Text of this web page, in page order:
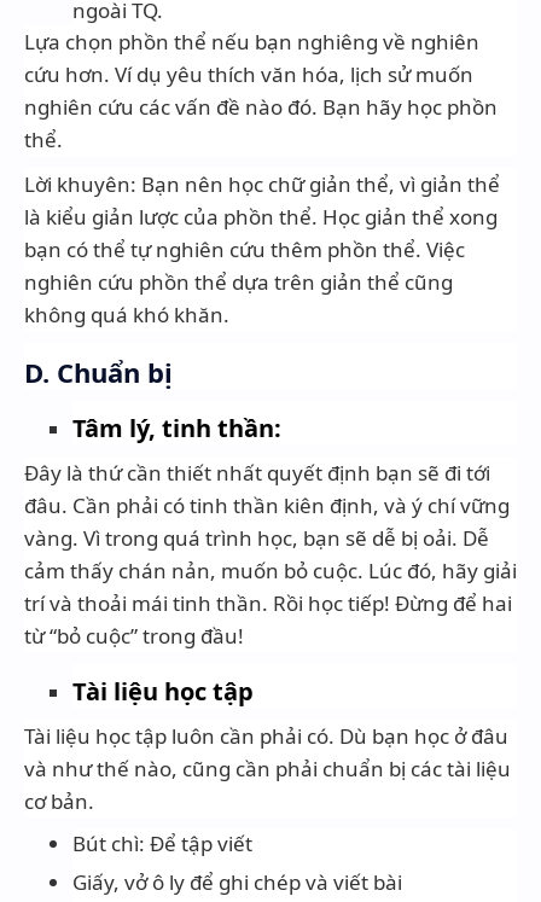
ngoài TQ.
Lựa chọn phồn thể nếu bạn nghiêng về nghiên
cứu hơn. Ví dụ yêu thích văn hóa, lịch sử muốn
nghiên cứu các vấn đề nào đó. Bạn hãy học phồn
thể.
Lời khuyên: Bạn nên học chữ giản thể, vì giản thể
là kiểu giản lược của phồn thể. Học giản thể xong
bạn có thể tự nghiên cứu thêm phồn thể. Việc
nghiên cứu phồn thể dựa trên giản thể cũng
không quá khó khăn.
D. Chuẩn bị
Tâm lý, tinh thần:
Đây là thứ cần thiết nhất quyết định bạn sẽ đi tới
đâu. Cần phải có tinh thần kiên định, và ý chí vững
vàng. Vì trong quá trình học, bạn sẽ dễ bị oải. Dễ
cảm thấy chán nản, muốn bỏ cuộc. Lúc đó, hãy giải
trí và thoải mái tinh thần. Rồi học tiếp! Đừng để hai
từ “bỏ cuộc” trong đầu!
Tài liệu học tập
Tài liệu học tập luôn cần phải có. Dù bạn học ở đâu
và như thế nào, cũng cần phải chuẩn bị các tài liệu
cơ bản.
Bút chì: Để tập viết
Giấy, vở ô ly để ghi chép và viết bài